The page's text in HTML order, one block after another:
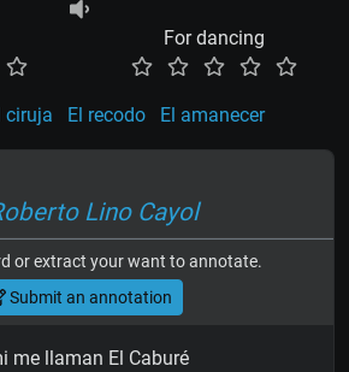
For dancing
ciruja El recodo El amanecer
Lino Cayol
or extract your want to annotate.
Submit an annotation
me llaman El Caburé